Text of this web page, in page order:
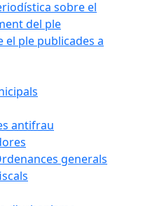
sobre el
del ple
el ple publicades a
antifrau
generals